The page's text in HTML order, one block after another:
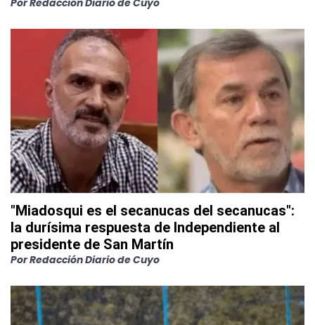
PorRedacción Diario de Cuyo
"Miadosqui es el secanucas del secanucas":
la durísima respuesta de Independiente al
presidente de San Martín
PorRedacción Diario de Cuyo